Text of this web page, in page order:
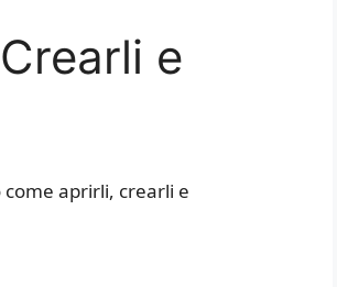
e
aprirli, crearli e